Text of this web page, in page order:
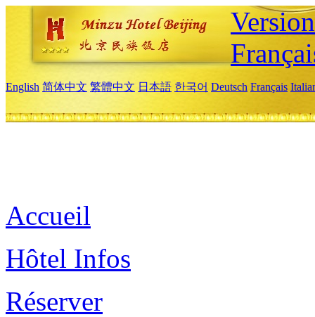
English 简体中文 繁體中文 日本語 한국어 Deutsch Français
Accueil
Hôtel Infos
Réserver